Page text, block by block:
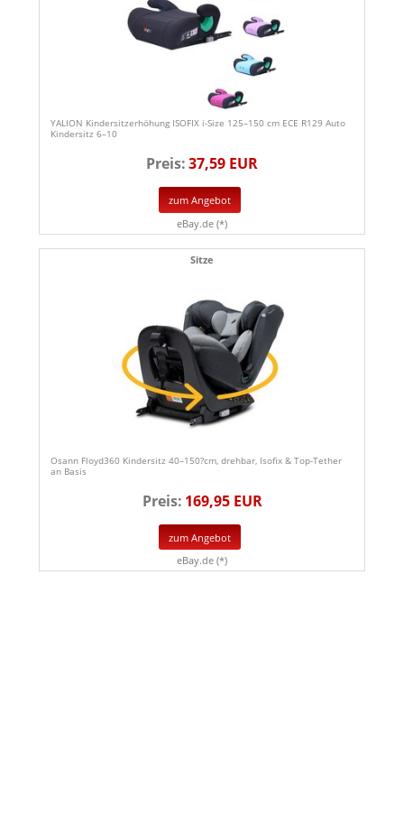
YALION Kindersitzerhöhung ISOFIX i-Size 125–150 cm ECE R129 Auto
Kindersitz 6–10
Preis:37,59 EUR
zum Angebot
eBay.de (*)
Sitze
Osann Floyd360 Kindersitz 40–150?cm, drehbar, Isofix & Top-Tether
an Basis
Preis: 169,95 EUR
zum Angebot
eBay.de (*)